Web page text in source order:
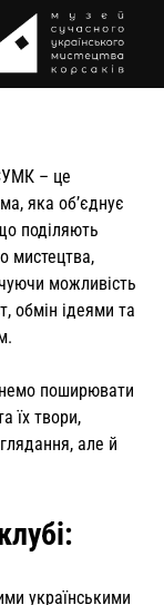
– це
яка обʼєднує
поділяють
мистецтва,
можливість
обмін ідеями та
поширювати
їх твори,
але й
українськими